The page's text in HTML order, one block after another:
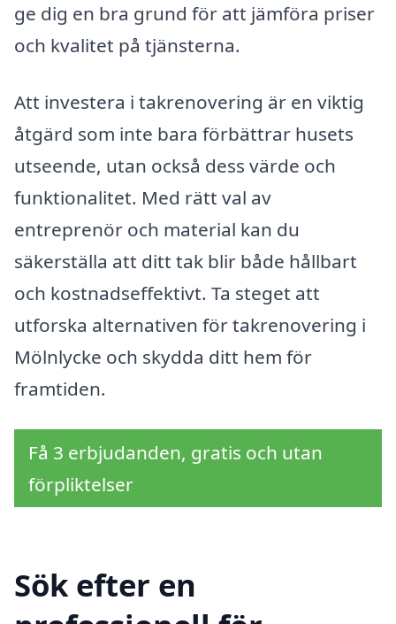
ge dig en bra grund för att jämföra priser
och kvalitet på tjänsterna.
Att investera i takrenovering är en viktig
åtgärd som inte bara förbättrar husets
utseende, utan också dess värde och
funktionalitet. Med rätt val av
entreprenör och material kan du
säkerställa att ditt tak blir både hållbart
och kostnadseffektivt. Ta steget att
utforska alternativen för takrenovering i
Mölnlycke och skydda ditt hem för
framtiden.
Få 3 erbjudanden, gratis och utan
förpliktelser
Sök efter en